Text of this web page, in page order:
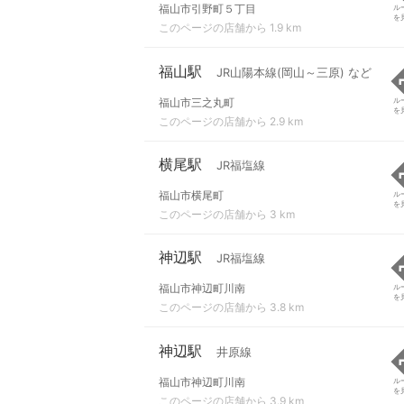
福山市引野町５丁目
このページの店舗から 1.9 km
ル
を
福山駅 JR山陽本線(岡山～三原) など
福山市三之丸町
このページの店舗から 2.9 km
ル
を
横尾駅 JR福塩線
福山市横尾町
このページの店舗から 3 km
ル
を
神辺駅 JR福塩線
福山市神辺町川南
このページの店舗から 3.8 km
ル
を
神辺駅 井原線
福山市神辺町川南
このページの店舗から 3.9 km
ル
を